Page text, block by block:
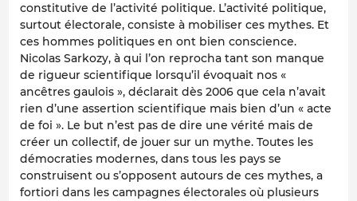
constitutive de l’activité politique. L’activité politique,
surtout électorale, consiste à mobiliser ces mythes. Et
ces hommes politiques en ont bien conscience.
Nicolas Sarkozy, à qui l’on reprocha tant son manque
de rigueur scientifique lorsqu’il évoquait nos «
ancêtres gaulois », déclarait dès 2006 que cela n’avait
rien d’une assertion scientifique mais bien d’un « acte
de foi ». Le but n’est pas de dire une vérité mais de
créer un collectif, de jouer sur un mythe. Toutes les
démocraties modernes, dans tous les pays se
construisent ou s’opposent autours de ces mythes, a
fortiori dans les campagnes électorales où plusieurs